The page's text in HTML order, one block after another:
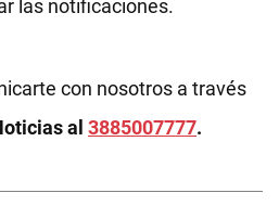
las notificaciones.
con nosotros a través
al 3885007777.